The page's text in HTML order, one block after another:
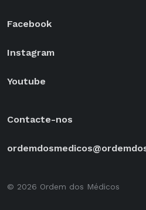
Facebook
Instagram
Youtube
Contacte-nos
© 2026 Ordem dos Médicos